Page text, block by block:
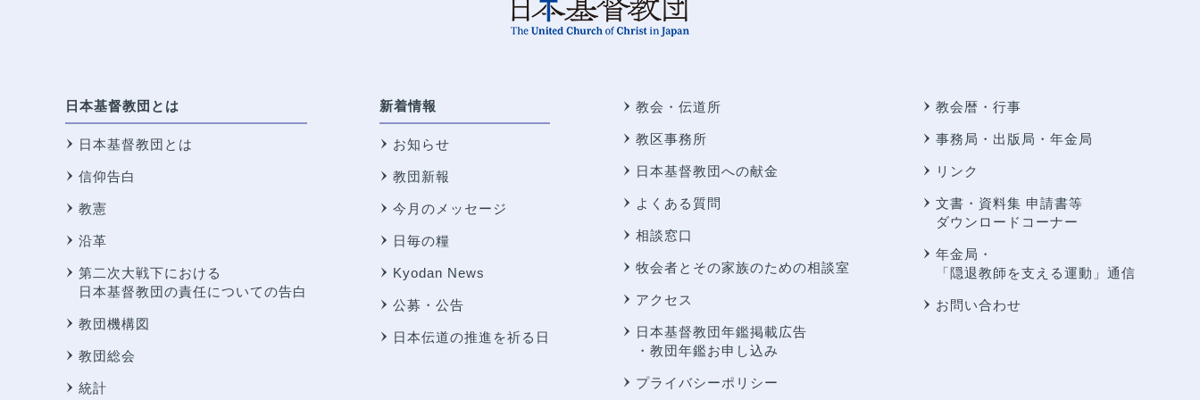
日本基督教団とは
日本基督教団とは
信仰告白
教憲
沿革
第二次大戦下における
日本基督教団の責任についての告白
教団機構図
教団総会
統計
新着情報
お知らせ
教団新報
今月のメッセージ
日毎の糧
Kyodan News
公募・公告
日本伝道の推進を祈る日
教会・伝道所
教区事務所
日本基督教団への献金
よくある質問
相談窓口
牧会者とその家族のための相談室
アクセス
日本基督教団年鑑掲載広告
・教団年鑑お申し込み
プライバシーポリシー
教会暦・行事
事務局・出版局・年金局
リンク
文書・資料集 申請書等
ダウンロードコーナー
年金局・
「隠退教師を支える運動」通信
お問い合わせ